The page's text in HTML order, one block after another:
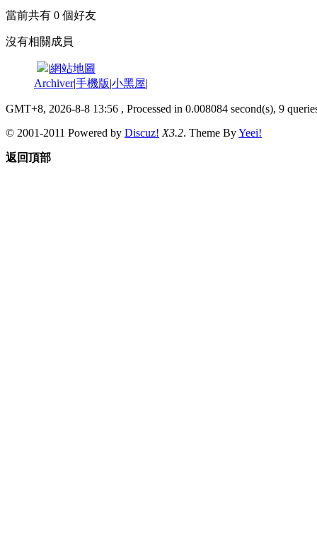
當前共有 0 個好友
沒有相關成員
|網站地圖
Archiver|手機版|小黑屋|
GMT+8, 2026-8-8 13:56 , Processed in 0.008084 second(s), 9
© 2001-2011 Powered by Discuz! X3.2. Theme ByYeei!
返回頂部